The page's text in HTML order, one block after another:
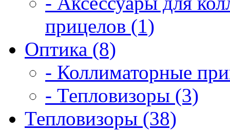
прицелов (1)
Оптика (8)
- Коллиматорные
- Тепловизоры (3)
Тепловизоры (38)